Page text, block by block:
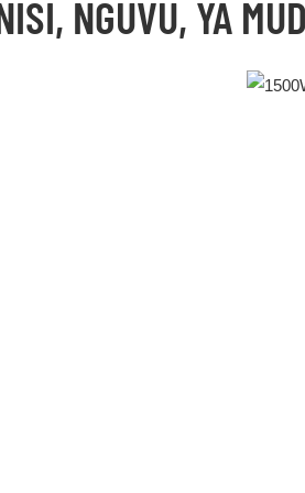
NGUVU, YA